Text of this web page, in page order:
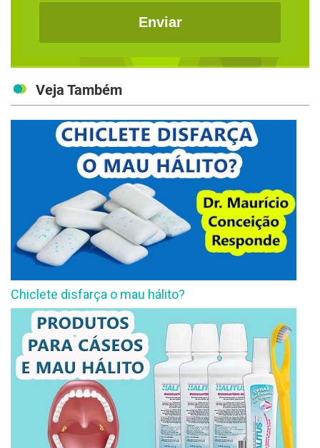
Enviar
Veja Também
Chiclete disfarça o mau hálito?